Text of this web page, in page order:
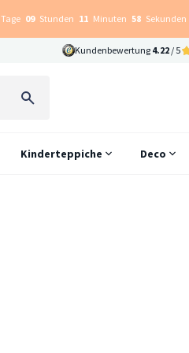
Tage 09 Stunden 11 Minuten 58 Sekunden
Kundenbewertung 4.22 / 5
Kinderteppiche Deco